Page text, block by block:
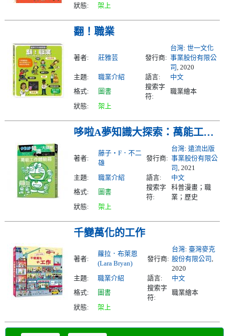
狀態:
架上
翻！職業
著者: 莊雅芸 發行商:
台灣: 世一文化
事業股份有限公
司, 2020
主題:
職業介紹 語言:
中文
格式:
圖書
搜索字
符:
職業繪本
狀態:
架上
哆啦A夢知識大探索：萬能工作體驗箱
著者:
藤子‧F．不二
雄
發行商:
台灣: 遠流出版
事業股份有限公
司, 2021
主題:
職業介紹 語言:
中文
格式:
圖書
搜索字
符:
科普漫畫；職
業；歷史
狀態:
架上
千變萬化的工作
著者:
蘿拉．布萊恩
(Lara Bryan)
發行商:
台灣: 臺灣麥克
股份有限公司,
2020
主題:
職業介紹 語言:
中文
格式:
圖書
搜索字
符:
職業繪本
狀態:
架上